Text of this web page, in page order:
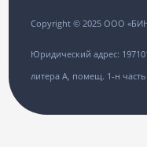
Copyright © 2025 ООО
Юридический адрес:
литера А, помещ. 1-н